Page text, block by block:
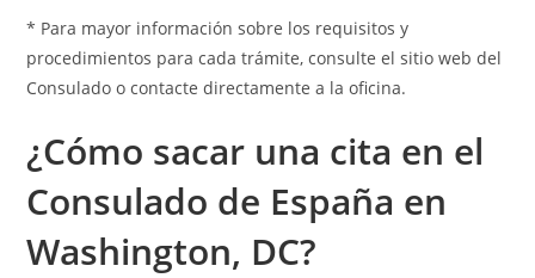
* Para mayor información sobre los requisitos y
procedimientos para cada trámite, consulte el sitio web del
Consulado o contacte directamente a la oficina.
¿Cómo sacar una cita en el
Consulado de España en
Washington, DC?